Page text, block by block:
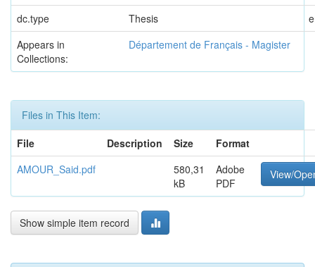
dc.type Thesis
Appears in
Collections:
Département de Français - Magister
Files in This Item:
File
Description Size
Format
AMOUR_Said.pdf
580,31
kB
Adobe
PDF
View/
Show simple item record